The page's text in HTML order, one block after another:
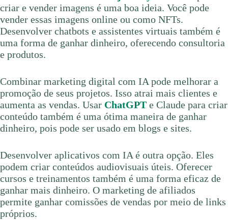
criar e vender imagens é uma boa ideia. Você pode
vender essas imagens online ou como NFTs.
Desenvolver chatbots e assistentes virtuais também é
uma forma de ganhar dinheiro, oferecendo consultoria
e produtos.
Combinar marketing digital com IA pode melhorar a
promoção de seus projetos. Isso atrai mais clientes e
aumenta as vendas. Usar ChatGPT e Claude para criar
conteúdo também é uma ótima maneira de ganhar
dinheiro, pois pode ser usado em blogs e sites.
Desenvolver aplicativos com IA é outra opção. Eles
podem criar conteúdos audiovisuais úteis. Oferecer
cursos e treinamentos também é uma forma eficaz de
ganhar mais dinheiro. O marketing de afiliados
permite ganhar comissões de vendas por meio de links
próprios.